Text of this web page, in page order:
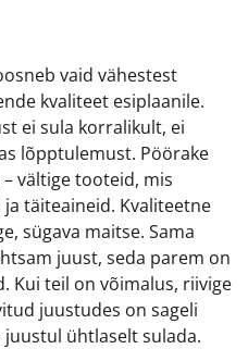
vaid vähestest
kvaliteet esiplaanile.
ei sula korralikult, ei
lõpptulemust. Pöörake
vältige tooteid, mis
täiteaineid. Kvaliteetne
sügava maitse. Sama
juust, seda parem on
Kui teil on võimalus, riivige
juustudes on sageli
ühtlaselt sulada.